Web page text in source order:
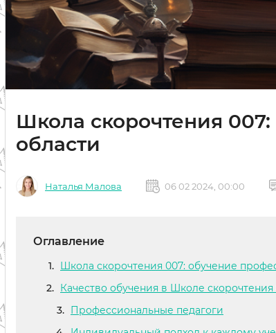
Школа скорочтения
области
Наталья Малова 06 02 2024, 00:00
Оглавление
Школа скорочтения 007: обучение
Качество обучения в Школе скорочтения
Профессиональные педагоги